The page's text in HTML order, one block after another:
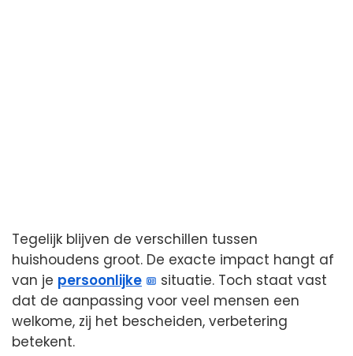
Tegelijk blijven de verschillen tussen
huishoudens groot. De exacte impact hangt af
van je persoonlijke
situatie. Toch staat vast
dat de aanpassing voor veel mensen een
welkome, zij het bescheiden, verbetering
betekent.